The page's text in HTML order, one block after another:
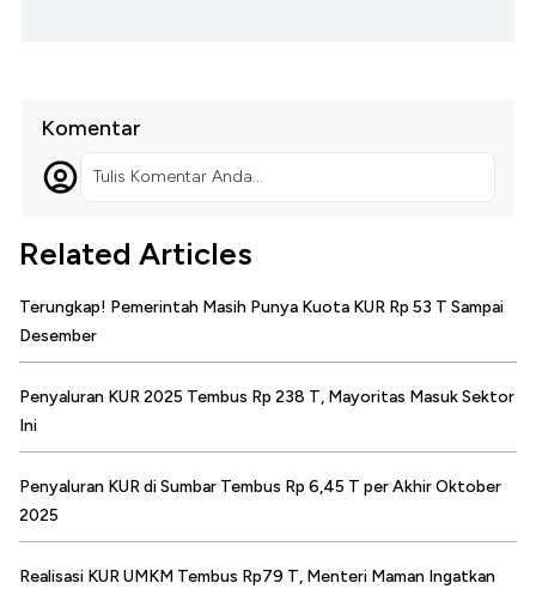
Komentar
Tulis Komentar Anda...
Related Articles
Terungkap! Pemerintah Masih Punya Kuota KUR Rp 53 T Sampai
Desember
Penyaluran KUR 2025 Tembus Rp 238 T, Mayoritas Masuk Sektor
Ini
Penyaluran KUR di Sumbar Tembus Rp 6,45 T per Akhir Oktober
2025
Realisasi KUR UMKM Tembus Rp79 T, Menteri Maman Ingatkan